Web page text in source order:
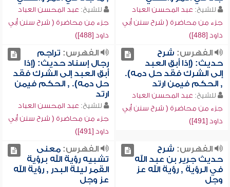
للشيخ: عبد المحسن العباد
جزء من محاضرة ( شرح سنن أبي
داود [488])
للشيخ: عبد المحسن العباد
جزء من محاضرة ( شرح سنن أبي
داود [488])
الفهرس: شرح
حديث: (إذا أبق العبد
إلى الشرك فقد حل دمه).
, الحكم فيمن ارتد
للشيخ: عبد المحسن العباد
جزء من محاضرة ( شرح سنن أبي
داود [491])
الفهرس: تراجم
رجال إسناد حديث: (إذا
أبق العبد إلى الشرك فقد
حل دمه). , الحكم فيمن
ارتد
للشيخ: عبد المحسن العباد
جزء من محاضرة ( شرح سنن أبي
داود [491])
الفهرس: شرح
حديث جرير بن عبد الله
في الرؤية , رؤية الله عز
وجل
الفهرس:معنى
تشبيه رؤية الله برؤية
القمر ليلة البدر , رؤية الله
عز وجل